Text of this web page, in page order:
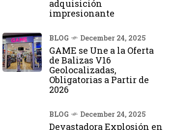
adquisición
impresionante
BLOG December 24, 2025
GAME se Une a la Oferta
de Balizas V16
Geolocalizadas,
Obligatorias a Partir de
2026
BLOG December 24, 2025
Devastadora Explosión en